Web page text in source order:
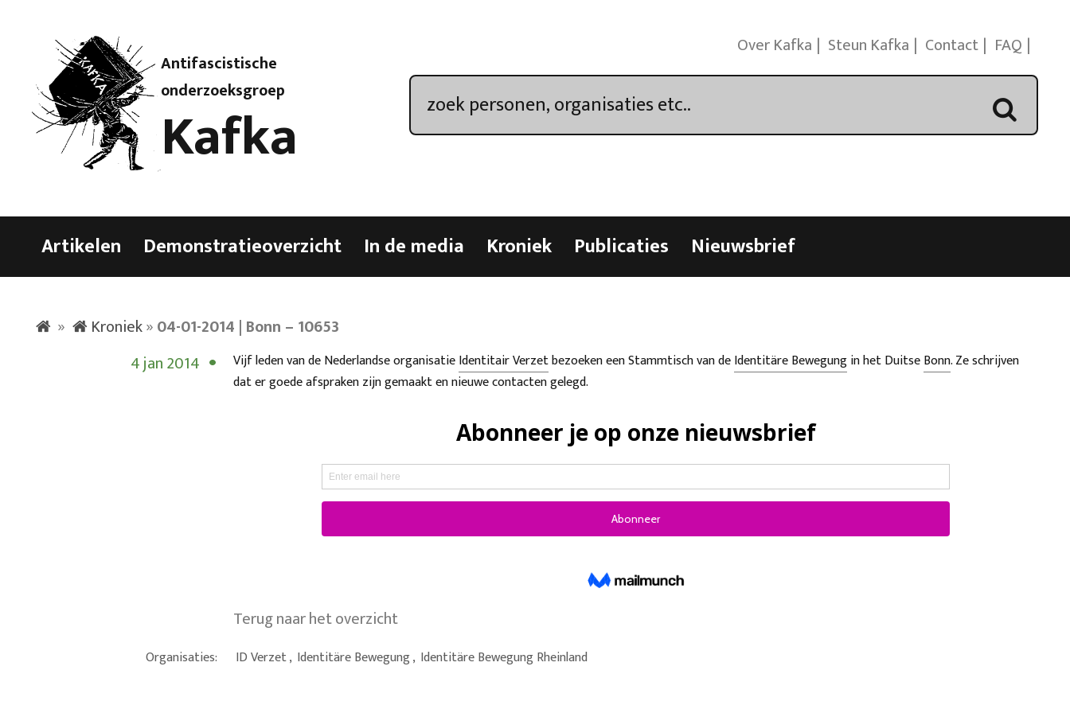
Antifascistische
onderzoeksgroep
Kafka
Over Kafka Steun Kafka Contact FAQ
Artikelen Demonstratieoverzicht In de media Kroniek Publicaties Nieuwsbrief
» Kroniek»04-01-2014 | Bonn – 10653
4 jan 2014
Vijf leden van de Nederlandse organisatieIdentitair Verzetbezoeken een Stammtisch van deIdentitäre Bewegungin het DuitseBonn. Ze schrijven
dat er goede afspraken zijn gemaakt en nieuwe contacten gelegd.
Terug naar het overzicht
Organisaties: ID Verzet, Identitäre Bewegung, Identitäre Bewegung Rheinland